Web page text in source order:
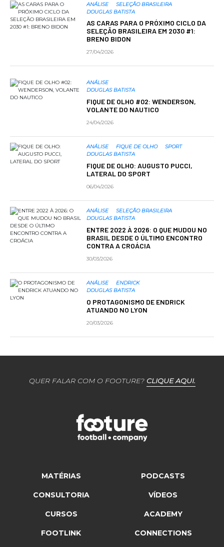
ANÁLISE
SELEÇÃO BRASILEIRA
DOUGLAS BATISTA
AS CARAS PARA O PRÓXIMO CICLO DA
SELEÇÃO BRASILEIRA EM 2030 #1:
BRENO BIDON
27/04/2026
ANÁLISE
DOUGLAS BATISTA
FIQUE DE OLHO #02: WENDERSON,
VOLANTE DO NAUTICO
24/04/2026
ANÁLISE FIQUE DE OLHO
SPORT
DOUGLAS BATISTA
FIQUE DE OLHO: AUGUSTO PUCCI,
LATERAL DO SPORT
06/04/2026
ANÁLISE
SELEÇÃO BRASILEIRA
DOUGLAS BATISTA
ENTRE 2022 À 2026: O QUE MUDOU NO
BRASIL DESDE O ÚLTIMO ENCONTRO
CONTRA A CROÁCIA
30/03/2026
ANÁLISE
ENDRICK
DOUGLAS BATISTA
O PROTAGONISMO DE ENDRICK
ATUANDO NO LYON
20/03/2026
QUER FALAR COM O FOOTURE? CLIQUE AQUI.
MATÉRIAS PODCASTS
CONSULTORIA VÍDEOS
CURSOS ACADEMY
FOOTLINK CONNECTIONS